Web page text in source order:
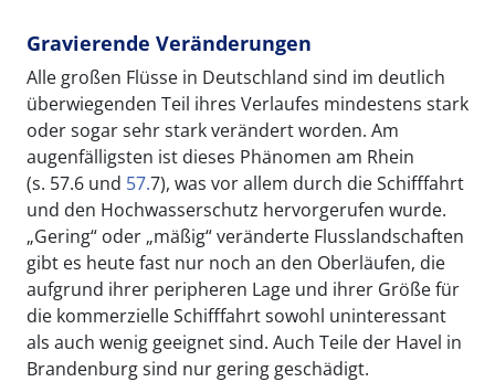
Gravierende Veränderungen
Alle großen Flüsse in Deutschland sind im deutlich
überwiegenden Teil ihres Verlaufes mindestens stark
oder sogar sehr stark verändert worden. Am
augenfälligsten ist dieses Phänomen am Rhein
(s. 57.6 und 57.7), was vor allem durch die Schifffahrt
und den Hochwasserschutz hervorgerufen wurde.
„Gering“ oder „mäßig“ veränderte Flusslandschaften
gibt es heute fast nur noch an den Oberläufen, die
aufgrund ihrer peripheren Lage und ihrer Größe für
die kommerzielle Schifffahrt sowohl uninteressant
als auch wenig geeignet sind. Auch Teile der Havel in
Brandenburg sind nur gering geschädigt.